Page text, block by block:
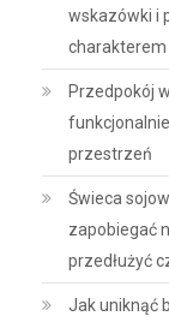
wskazówki i
charakterem
Przedpokój
przestrzeń
Świeca
zapobiegać
przedłużyć
Jak uniknąć